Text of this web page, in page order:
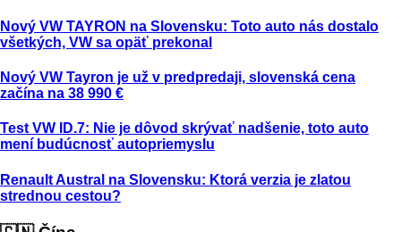
Nový VW TAYRON na Slovensku: Toto auto nás dostalo
všetkých, VW sa opäť prekonal
Nový VW Tayron je už v predpredaji, slovenská cena
začína na 38 990 €
Test VW ID.7: Nie je dôvod skrývať nadšenie, toto auto
mení budúcnosť autopriemyslu
Renault Austral na Slovensku: Ktorá verzia je zlatou
strednou cestou?